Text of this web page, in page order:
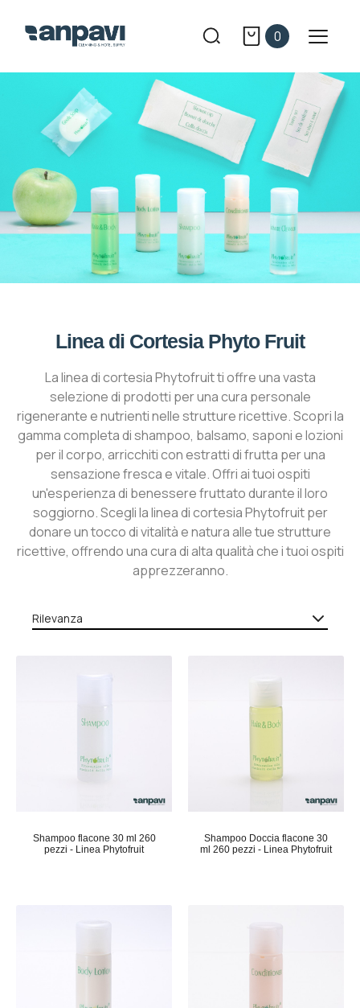
0
Linea di Cortesia Phyto Fruit
La linea di cortesia Phytofruit ti offre una vasta
selezione di prodotti per una cura personale
rigenerante e nutrienti nelle strutture ricettive. Scopri la
gamma completa di shampoo, balsamo, saponi e lozioni
per il corpo, arricchiti con estratti di frutta per una
sensazione fresca e vitale. Offri ai tuoi ospiti
un'esperienza di benessere fruttato durante il loro
soggiorno. Scegli la linea di cortesia Phytofruit per
donare un tocco di vitalità e natura alle tue strutture
ricettive, offrendo una cura di alta qualità che i tuoi ospiti
apprezzeranno.
Rilevanza
Shampoo flacone 30 ml 260
pezzi - Linea Phytofruit
Shampoo Doccia flacone 30
ml 260 pezzi - Linea Phytofruit